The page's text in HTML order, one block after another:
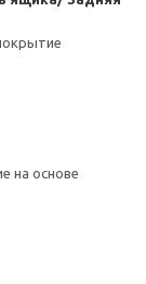
на основе